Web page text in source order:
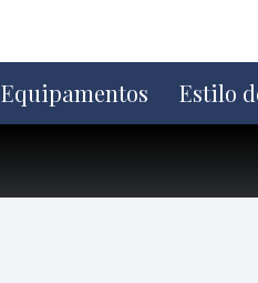
Equipamentos Estilo